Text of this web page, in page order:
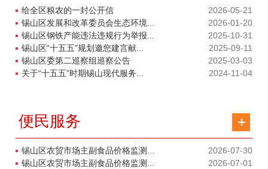
2026-05-21
给全区粮农的一封公开信
2026-01-20
锡山区发展和改革委员会生态环境...
2025-10-31
锡山区钢铁产能违法违规行为举报...
2025-09-11
锡山区“十五五”规划邀您建言献...
2025-03-03
锡山区委第二巡察组巡察公告
2024-11-04
关于“十五五”时期锡山现代服务...
便民服务
2026-07-30
锡山区农贸市场主副食品价格监测...
2026-07-01
锡山区农贸市场主副食品价格监测...